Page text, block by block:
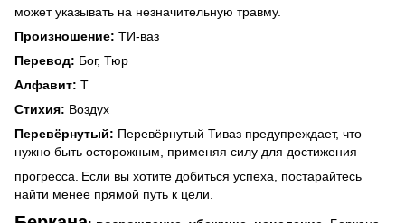
может указывать на незначительную травму.
Произношение: ТИ-ваз
Перевод: Бог, Тюр
Алфавит: T
Стихия: Воздух
Перевёрнутый: Перевёрнутый Тиваз предупреждает, что
нужно быть осторожным, применяя силу для достижения
прогресса. Если вы хотите добиться успеха, постарайтесь
найти менее прямой путь к цели.